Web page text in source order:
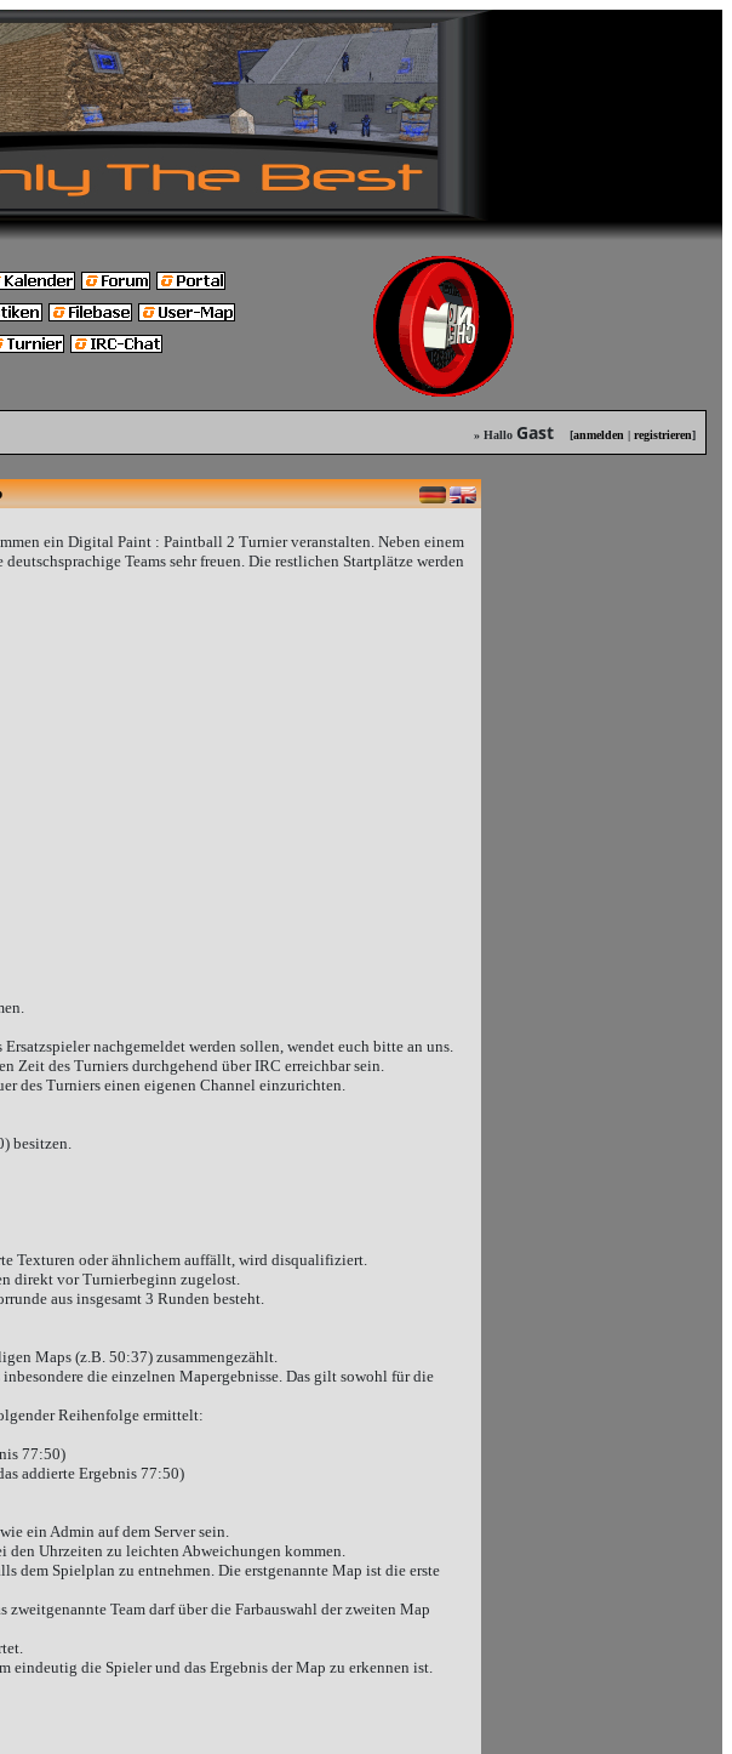
» Hallo Gast [anmelden | registrieren]
ein Digital Paint : Paintball 2 Turnier veranstalten. Neben einem
Teams sehr freuen. Die restlichen Startplätze werden
nachgemeldet werden sollen, wendet euch bitte an uns.
Zeit des Turniers durchgehend über IRC erreichbar sein.
des Turniers einen eigenen Channel einzurichten.
besitzen.
Texturen oder ähnlichem auffällt, wird disqualifiziert.
direkt vor Turnierbeginn zugelost.
aus insgesamt 3 Runden besteht.
Maps (z.B. 50:37) zusammengezählt.
die einzelnen Mapergebnisse. Das gilt sowohl für die
Reihenfolge ermittelt:
77:50)
addierte Ergebnis 77:50)
ein Admin auf dem Server sein.
den Uhrzeiten zu leichten Abweichungen kommen.
dem Spielplan zu entnehmen. Die erstgenannte Map ist die erste
zweitgenannte Team darf über die Farbauswahl der zweiten Map
eindeutig die Spieler und das Ergebnis der Map zu erkennen ist.